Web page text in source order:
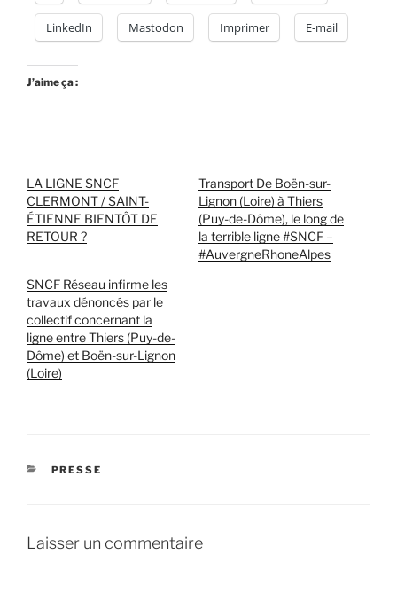
LinkedIn Mastodon Imprimer E-mail
J’aime ça :
LA LIGNE SNCF
CLERMONT / SAINT-
ÉTIENNE BIENTÔT DE
RETOUR ?
Transport De Boën-sur-
Lignon (Loire) à Thiers
(Puy-de-Dôme), le long de
la terrible ligne #SNCF –
#AuvergneRhoneAlpes
SNCF Réseau infirme les
travaux dénoncés par le
collectif concernant la
ligne entre Thiers (Puy-de-
Dôme) et Boën-sur-Lignon
(Loire)
CATÉGORIES
PRESSE
Laisser un commentaire